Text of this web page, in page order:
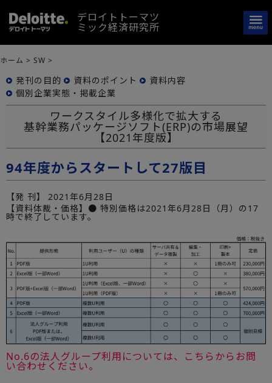
デロイトトーマツ
ミック経済研究所
ホーム > SW >
発刊の目的 資料のポイント
資料内容
個別企業実態・掲載企業
ワークスタイル多様化で拡大する
基幹業務パッケージソフト(ERP)の市場展望
【2021年度版】
94年度からスタートして27版目
【発 刊】
2021年6月28日
【資料体裁・価格】● 特別価格は2021年6月28日（月）の17
時で終了しています。
No.6の法人グループ利用については、こちらからお問
い合わせください。